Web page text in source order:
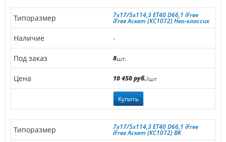
7x17/5x114,3 ET40 D66,1 iFree
iFree Аскет (КС1072) Нео-классик
-
8шт.
10 450 руб./шт
Купить
7x17/5x114,3 ET40 D66,1 iFree
iFree Аскет (КС1072) BK